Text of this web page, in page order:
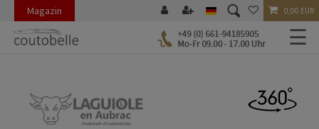
Magazin 0,00 EUR
☰